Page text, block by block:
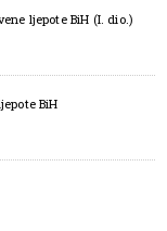
ljepote BiH (I. dio.)
BiH